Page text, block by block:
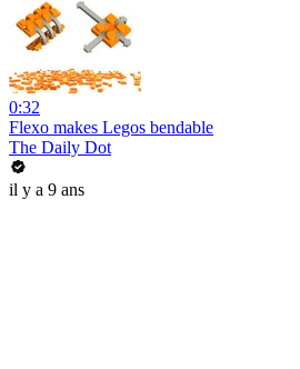
0:32
Flexo makes Legos bendable
The Daily Dot
il y a 9 ans